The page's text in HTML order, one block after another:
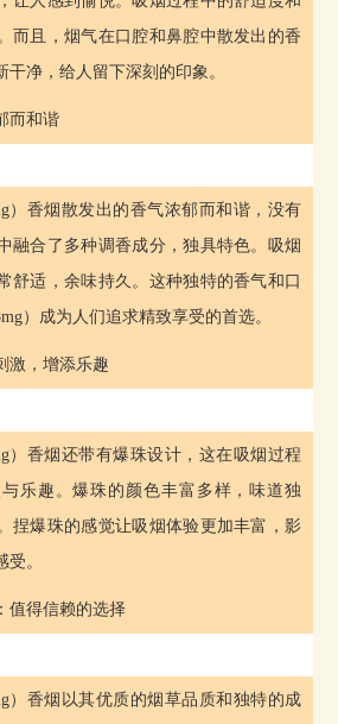
而且，烟气在口腔和鼻腔中散发出的香
净，给人留下深刻的印象。
而和谐
）香烟散发出的香气浓郁而和谐，没有
融合了多种调香成分，独具特色。吸烟
舒适，余味持久。这种独特的香气和口
）成为人们追求精致享受的首选。
激，增添乐趣
）香烟还带有爆珠设计，这在吸烟过程
乐趣。爆珠的颜色丰富多样，味道独
捏爆珠的感觉让吸烟体验更加丰富，影
。
值得信赖的选择
）香烟以其优质的烟草品质和独特的成